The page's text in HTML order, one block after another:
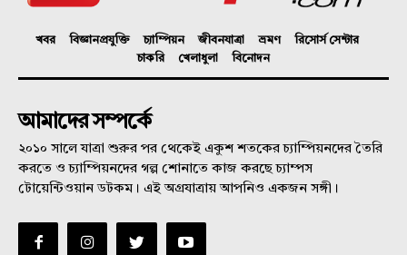
খবর বিজ্ঞানপ্রযুক্তি চ্যাম্পিয়ন জীবনযাত্রা ভ্রমণ
রিসোর্স সেন্টার
চাকরি
খেলাধুলা বিনোদন
আমাদের সম্পর্কে
২০১০ সালে যাত্রা শুরুর পর থেকেই একুশ শতকের চ্যাম্পিয়নদের তৈরি
করতে ও চ্যাম্পিয়নদের গল্প শোনাতে কাজ করছে চ্যাম্পস
টোয়েন্টিওয়ান ডটকম। এই অগ্রযাত্রায় আপনিও একজন সঙ্গী।